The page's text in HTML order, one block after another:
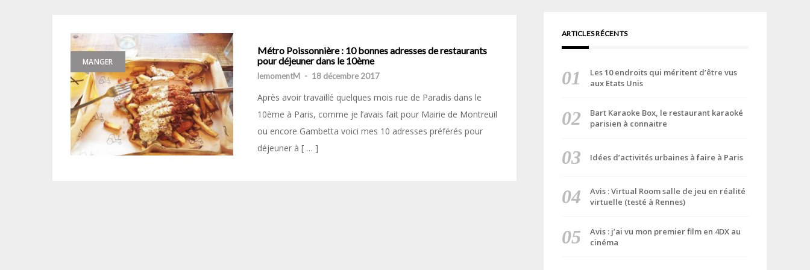
MANGER
Métro Poissonnière : 10 bonnes adresses de restaurants
pour déjeuner dans le 10ème
lemomentM - 18 décembre 2017
Après avoir travaillé quelques mois rue de Paradis dans le
10ème à Paris, comme je l’avais fait pour Mairie de Montreuil
ou encore Gambetta voici mes 10 adresses préférés pour
déjeuner à [ … ]
ARTICLES RÉCENTS
Les 10 endroits qui méritent d’être vus
aux Etats Unis
Bart Karaoke Box, le restaurant karaoké
parisien à connaitre
Idées d’activités urbaines à faire à Paris
Avis : Virtual Room salle de jeu en réalité
virtuelle (testé à Rennes)
Avis : j’ai vu mon premier film en 4DX au
cinéma